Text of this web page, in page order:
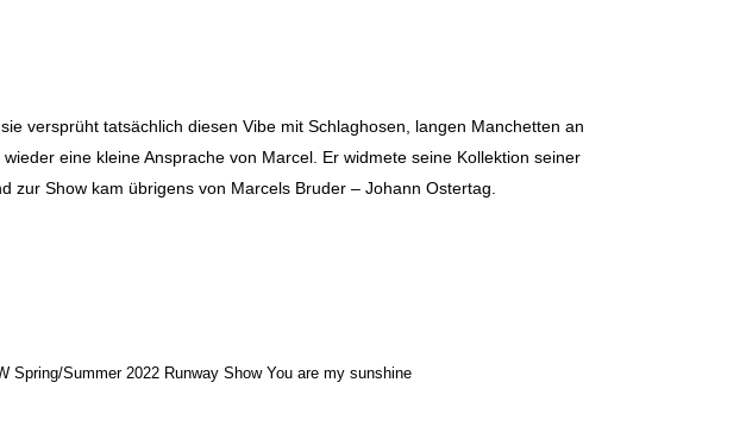
versprüht tatsächlich diesen Vibe mit Schlaghosen, langen Manchetten an
eine kleine Ansprache von Marcel. Er widmete seine Kollektion seiner
Show kam übrigens von Marcels Bruder – Johann Ostertag.
Spring/Summer 2022 Runway Show You are my sunshine